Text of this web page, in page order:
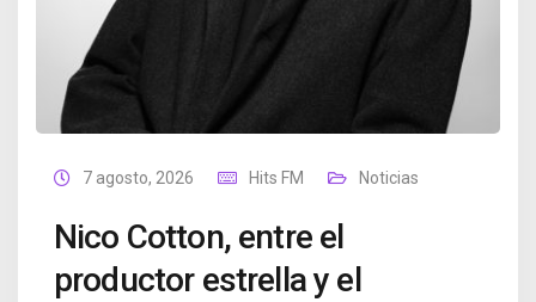
7 agosto, 2026 Hits FM Noticias
Nico Cotton, entre el
productor estrella y el